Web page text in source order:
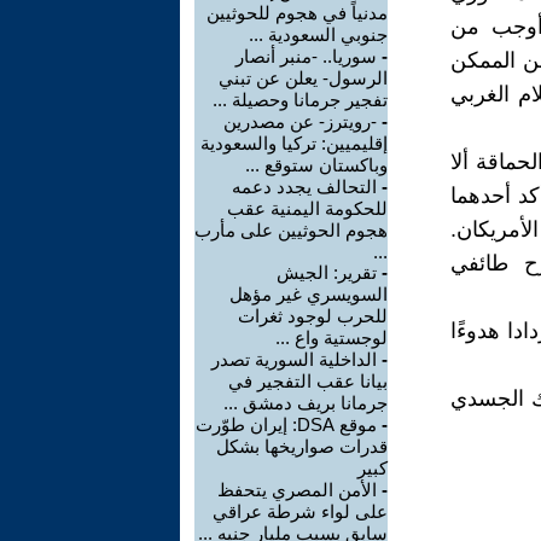
أوجب من
الممكن
الغربي
ألا
أحدهما
طائفي
هدوءًا
الجسدي
مدنياً في هجوم للحوثيين
جنوبي السعودية ...
- سوريا.. -منبر أنصار
الرسول- يعلن عن تبني
تفجير جرمانا وحصيلة ...
- -رويترز- عن مصدرين
إقليميين: تركيا والسعودية
وباكستان ستوقع ...
- التحالف يجدد دعمه
للحكومة اليمنية عقب
هجوم الحوثيين على مأرب
...
- تقرير: الجيش
السويسري غير مؤهل
للحرب لوجود ثغرات
لوجستية واع ...
- الداخلية السورية تصدر
بيانا عقب التفجير في
جرمانا بريف دمشق ...
-
موقع DSA: إيران طوّرت
قدرات صواريخها بشكل
كبير
- الأمن المصري يتحفظ
على لواء شرطة عراقي
سابق بسبب مليار جنيه ...